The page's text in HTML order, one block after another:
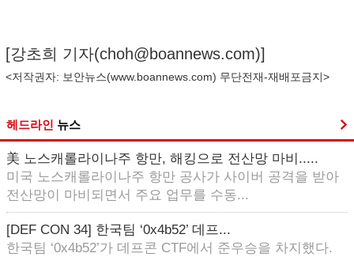
[강초희 기자(choh@boannews.com)]
<저작권자: 보안뉴스(www.boannews.com) 무단전재-재배포금지>
헤드라인 뉴스
美 노스캐롤라이나주 항만, 해킹으로 전산망 마비.....
미국 노스캐롤라이나주 항만 공사가 사이버 공격을 받아
전산망이 마비되면서 주요 업무를 수동...
[DEF CON 34] 한국팀 ‘0x4b52’ 데프...
한국팀 ‘0x4b52’가 데프콘 CTF에서 준우승을 차지했다.